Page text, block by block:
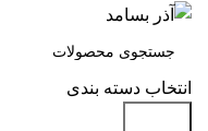
انتخاب دسته بندی